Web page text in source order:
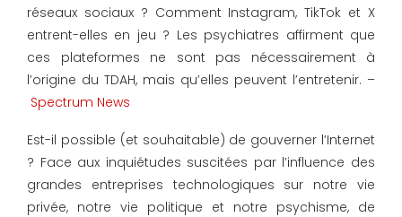
réseaux sociaux ? Comment Instagram, TikTok et X
entrent-elles en jeu ? Les psychiatres affirment que
ces plateformes ne sont pas nécessairement à
l’origine du TDAH, mais qu’elles peuvent l’entretenir. –
Spectrum News
Est-il possible (et souhaitable) de gouverner l’Internet
? Face aux inquiétudes suscitées par l’influence des
grandes entreprises technologiques sur notre vie
privée, notre vie politique et notre psychisme, de